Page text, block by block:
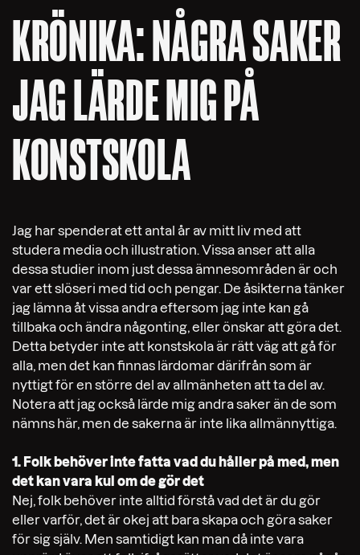
KRÖNIKA: NÅGRA SAKER
JAG LÄRDE MIG PÅ
KONSTSKOLA
Jag har spenderat ett antal år av mitt liv med att
studera media och illustration. Vissa anser att alla
dessa studier inom just dessa ämnesområden är och
var ett slöseri med tid och pengar. De åsikterna tänker
jag lämna åt vissa andra eftersom jag inte kan gå
tillbaka och ändra någonting, eller önskar att göra det.
Detta betyder inte att konstskola är rätt väg att gå för
alla, men det kan finnas lärdomar därifrån som är
nyttigt för en större del av allmänheten att ta del av.
Notera att jag också lärde mig andra saker än de som
nämns här, men de sakerna är inte lika allmännyttiga.
1. Folk behöver inte fatta vad du håller på med, men
det kan vara kul om de gör det
Nej, folk behöver inte alltid förstå vad det är du gör
eller varför, det är okej att bara skapa och göra saker
för sig själv. Men samtidigt kan man då inte vara